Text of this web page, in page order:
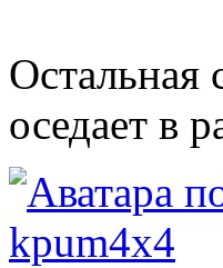
Остальная
оседает в
kpum4x4